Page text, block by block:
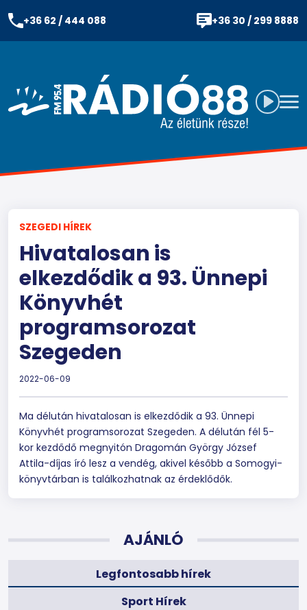
+36 62 / 444 088 +36 30 / 299 8888
SZEGEDI HÍREK
Hivatalosan is
elkezdődik a 93. Ünnepi
Könyvhét
programsorozat
Szegeden
2022-06-09
Ma délután hivatalosan is elkezdődik a 93. Ünnepi
Könyvhét programsorozat Szegeden. A délután fél 5-
kor kezdődő megnyitón Dragomán György József
Attila-díjas író lesz a vendég, akivel később a Somogyi-
könyvtárban is találkozhatnak az érdeklődők.
AJÁNLÓ
Legfontosabb hírek
Sport Hírek